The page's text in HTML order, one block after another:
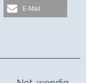
E-Mail